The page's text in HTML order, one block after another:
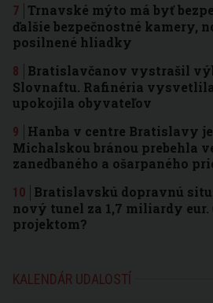
Trnavské mýto má byť
ďalšie bezpečnostné kamery,
posilnené hliadky
Bratislavčanov vystrašil
Slovnaftu. Rafinéria
upokojila obyvateľov
Hanba v centre Bratislavy
Michalskou bránou prebehla
zanedbaného a ošarpaného
Bratislavskú dopravnú
nový tunel za 1,7 miliardy eur.
projektom?
KALENDÁR UDALOSTÍ